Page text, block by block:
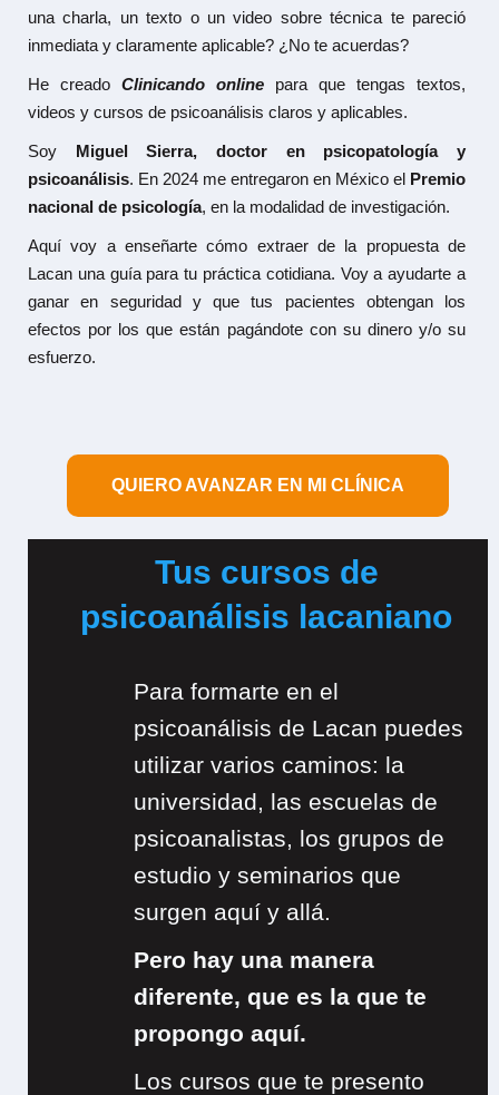
una charla, un texto o un video sobre técnica te pareció
inmediata y claramente aplicable? ¿No te acuerdas?
He creado Clinicando online para que tengas textos,
videos y cursos de psicoanálisis claros y aplicables.
Soy Miguel Sierra, doctor en psicopatología y
psicoanálisis. En 2024 me entregaron en México el Premio
nacional de psicología, en la modalidad de investigación.
Aquí voy a enseñarte cómo extraer de la propuesta de
Lacan una guía para tu práctica cotidiana. Voy a ayudarte a
ganar en seguridad y que tus pacientes obtengan los
efectos por los que están pagándote con su dinero y/o su
esfuerzo.
QUIERO AVANZAR EN MI CLÍNICA
Tus cursos de
psicoanálisis lacaniano
Para formarte en el
psicoanálisis de Lacan puedes
utilizar varios caminos: la
universidad, las escuelas de
psicoanalistas, los grupos de
estudio y seminarios que
surgen aquí y allá.
Pero hay una manera
diferente, que es la que te
propongo aquí.
Los cursos que te presento